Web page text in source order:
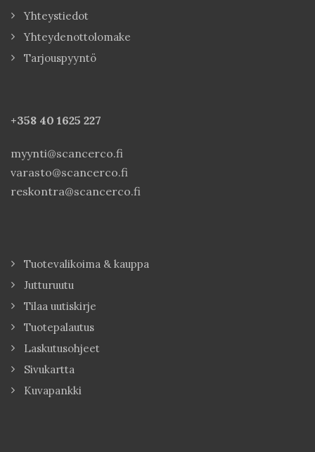
Yhteystiedot
Yhteydenottolomake
Tarjouspyyntö
+358 40 1625 227
myynti@scancerco.fi
varasto@scancerco.fi
reskontra@scancerco.fi
Tuotevalikoima & kauppa
Jutturuutu
Tilaa uutiskirje
Tuotepalautus
Laskutusohjeet
Sivukartta
Kuvapankki